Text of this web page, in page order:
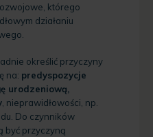
którego
działaniu
określić przyczyny
na: predyspozycje
urodzeniową,
, nieprawidłowości, np.
Do czynników
być przyczyną